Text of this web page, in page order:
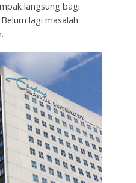
langsung bagi
lagi masalah